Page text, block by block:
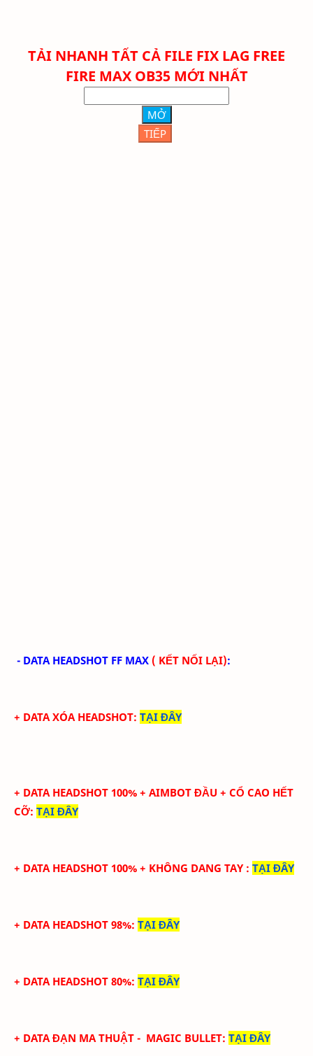
TẢI NHANH TẤT CẢ FILE FIX LAG FREE
FIRE MAXOB35 MỚI NHẤT
MỞ
TIẾP
- DATA HEADSHOT FF MAX ( KẾT NỐI LẠI):
+ DATA XÓA HEADSHOT: TẠI ĐÂY
+ DATA HEADSHOT 100% + AIMBOT ĐẦU + CỔ CAO HẾT
CỠ: TẠI ĐÂY
+ DATA HEADSHOT 100% + KHÔNG DANG TAY : TẠI ĐÂY
+ DATA HEADSHOT 98%: TẠI ĐÂY
+ DATA HEADSHOT 80%: TẠI ĐÂY
+ DATA ĐẠN MA THUẬT - MAGIC BULLET: TẠI ĐÂY